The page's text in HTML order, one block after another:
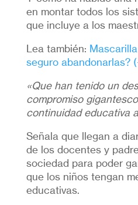
en montar todos los
que incluye a los
Lea también:
seguro abandonarlas?
«Que han tenido un
compromiso
continuidad educativa
Señala que llegan a
de los docentes y
sociedad para poder
que los niños tengan
educativas.